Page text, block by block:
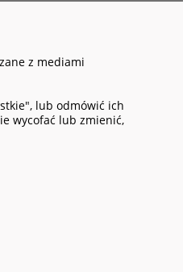
z mediami
lub odmówić ich
wycofać lub zmienić,